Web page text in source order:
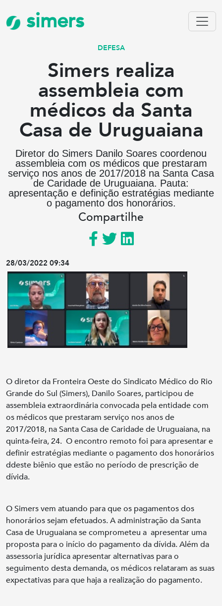
simers
DEFESA
Simers realiza
assembleia com
médicos da Santa
Casa de Uruguaiana
Diretor do Simers Danilo Soares coordenou
assembleia com os médicos que prestaram
serviço nos anos de 2017/2018 na Santa Casa
de Caridade de Uruguaiana. Pauta:
apresentação e definição estratégias mediante
o pagamento dos honorários.
Compartilhe
28/03/2022 09:34
O diretor da Fronteira Oeste do Sindicato Médico do Rio
Grande do Sul (Simers), Danilo Soares, participou de
assembleia extraordinária convocada pela entidade com
os médicos que prestaram serviço nos anos de
2017/2018, na Santa Casa de Caridade de Uruguaiana, na
quinta-feira, 24. O encontro remoto foi para apresentar e
definir estratégias mediante o pagamento dos honorários
ddeste biênio que estão no período de prescrição de
dívida.
O Simers vem atuando para que os pagamentos dos
honorários sejam efetuados. A administração da Santa
Casa de Uruguaiana se comprometeu a apresentar uma
proposta para o início do pagamento da dívida. Além da
assessoria jurídica apresentar alternativas para o
seguimento desta demanda, os médicos relataram as suas
expectativas para que haja a realização do pagamento.